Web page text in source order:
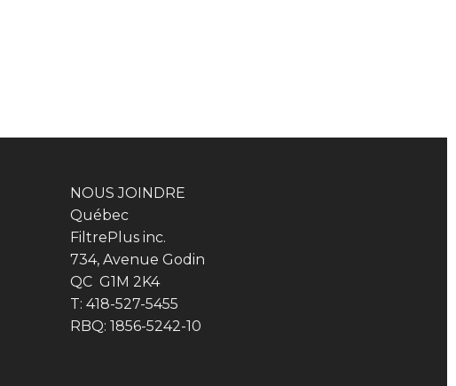
NOUS JOINDRE
Québec
FiltrePlus inc.
734, Avenue Godin
QC G1M 2K4
T: 418-527-5455
RBQ: 1856-5242-10